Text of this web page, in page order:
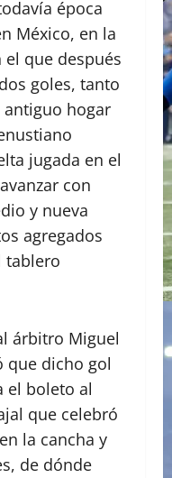
época
México, en la
el que después
goles, tanto
hogar
jugada en el
con
y nueva
agregados
tablero
árbitro Miguel
que dicho gol
el boleto al
que celebró
la cancha y
de dónde